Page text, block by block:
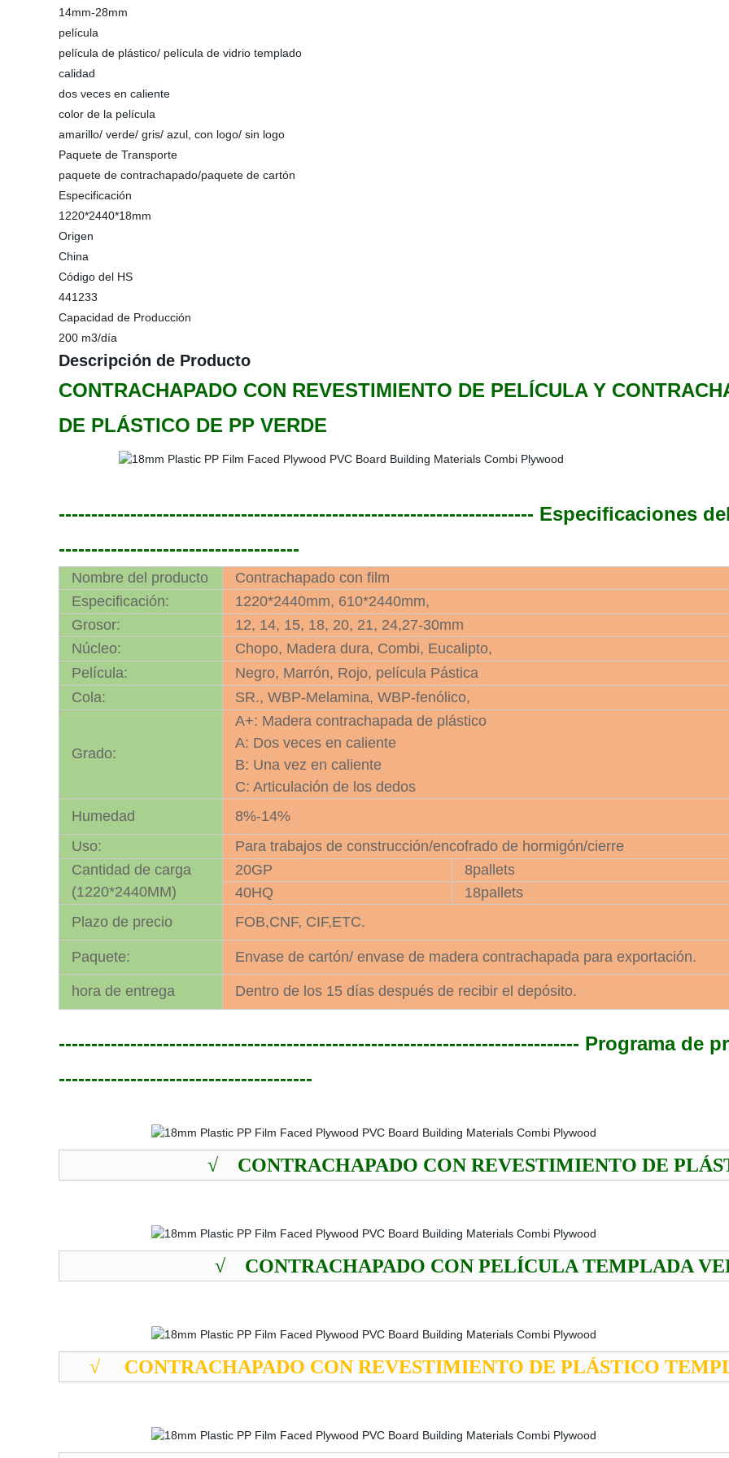
14mm-28mm
película
película de plástico/ película de vidrio templado
calidad
dos veces en caliente
color de la película
amarillo/ verde/ gris/ azul, con logo/ sin logo
Paquete de Transporte
paquete de contrachapado/paquete de cartón
Especificación
1220*2440*18mm
Origen
China
Código del HS
441233
Capacidad de Producción
200 m3/día
Descripción de Producto
CONTRACHAPADO CON REVESTIMIENTO DE PELÍCULA Y
DE PLÁSTICO DE PP VERDE
------------------------------------------------------------------------- Especificaciones
-------------------------------------
Nombre del producto
Contrachapado con film
Especificación:
1220*2440mm, 610*2440mm,
Grosor:
12, 14, 15, 18, 20, 21, 24,27-30mm
Núcleo:
Chopo, Madera dura, Combi, Eucalipto,
Película:
Negro, Marrón, Rojo, película Pástica
Cola:
SR., WBP-Melamina, WBP-fenólico,
Grado:
A+: Madera contrachapada de plástico
A: Dos veces en caliente
B: Una vez en caliente
C: Articulación de los dedos
Humedad
8%-14%
Uso:
Para trabajos de construcción/encofrado de hormigón/cierre
Cantidad de carga
(1220*2440MM)
20GP
8pallets
40HQ
18pallets
Plazo de precio
FOB,CNF, CIF,ETC.
Paquete: Envase de cartón/ envase de madera contrachapada para exportación.
hora de entrega Dentro de los 15 días después de recibir el depósito.
-------------------------------------------------------------------------------- Programa de
---------------------------------------
√ CONTRACHAPADO CON REVESTIMIENTO DE
√ CONTRACHAPADO CON PELÍCULA TEMPLADA
√ CONTRACHAPADO CON REVESTIMIENTO DE PLÁSTICO